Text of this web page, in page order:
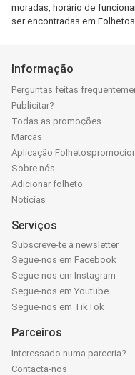
moradas, horário de
ser encontradas em
Informação
Perguntas feitas
Publicitar?
Todas as promoções
Marcas
Aplicação
Sobre nós
Adicionar folheto
Notícias
Serviços
Subscreve-te à newsletter
Segue-nos em Facebook
Segue-nos em Instagram
Segue-nos em Youtube
Segue-nos em TikTok
Parceiros
Interessado numa parceria?
Contacta-nos